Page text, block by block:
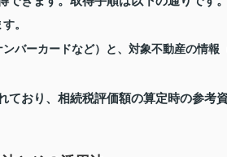
。
バーカードなど）と、対象不動産の情報
おり、相続税評価額の算定時の参考